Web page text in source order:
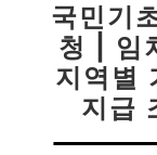
국민기
청 | 임
지역별
지급